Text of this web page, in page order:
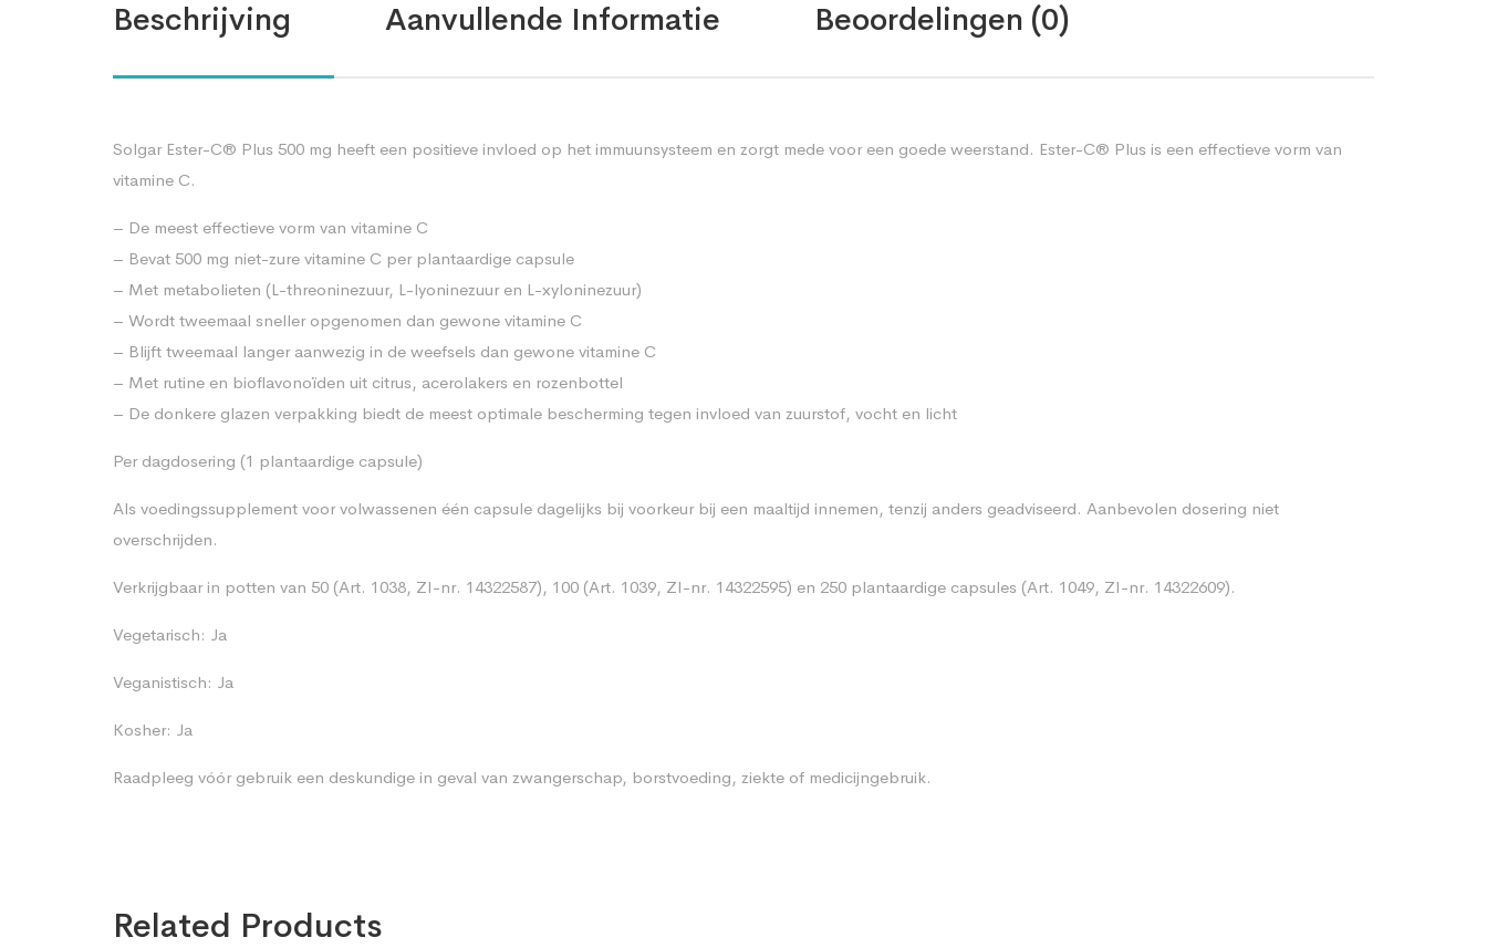
Beschrijving Aanvullende Informatie Beoordelingen (0)
Solgar Ester-C® Plus 500 mg heeft een positieve invloed op het immuunsysteem en zorgt mede voor een goede weerstand. Ester-C® Plus is een effectieve vorm van
vitamine C.
– De meest effectieve vorm van vitamine C
– Bevat 500 mg niet-zure vitamine C per plantaardige capsule
– Met metabolieten (L-threoninezuur, L-lyoninezuur en L-xyloninezuur)
– Wordt tweemaal sneller opgenomen dan gewone vitamine C
– Blijft tweemaal langer aanwezig in de weefsels dan gewone vitamine C
– Met rutine en bioflavonoïden uit citrus, acerolakers en rozenbottel
– De donkere glazen verpakking biedt de meest optimale bescherming tegen invloed van zuurstof, vocht en licht
Per dagdosering (1 plantaardige capsule)
Als voedingssupplement voor volwassenen één capsule dagelijks bij voorkeur bij een maaltijd innemen, tenzij anders geadviseerd. Aanbevolen dosering niet
overschrijden.
Verkrijgbaar in potten van 50 (Art. 1038, ZI-nr. 14322587), 100 (Art. 1039, ZI-nr. 14322595) en 250 plantaardige capsules (Art. 1049, ZI-nr. 14322609).
Vegetarisch: Ja
Veganistisch: Ja
Kosher: Ja
Raadpleeg vóór gebruik een deskundige in geval van zwangerschap, borstvoeding, ziekte of medicijngebruik.
Related Products